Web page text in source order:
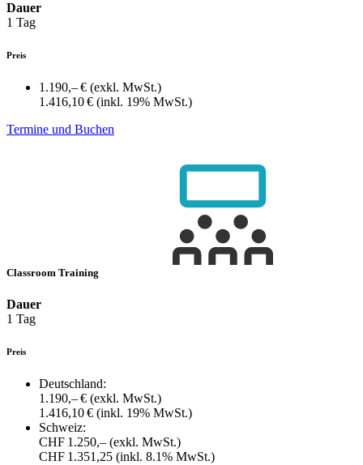
Dauer
1 Tag
Preis
1.190,– € (exkl. MwSt.)
1.416,10 € (inkl. 19% MwSt.)
Termine und Buchen
Classroom Training
Dauer
1 Tag
Preis
Deutschland:
1.190,– € (exkl. MwSt.)
1.416,10 € (inkl. 19% MwSt.)
Schweiz:
CHF 1.250,– (exkl. MwSt.)
CHF 1.351,25 (inkl. 8.1% MwSt.)